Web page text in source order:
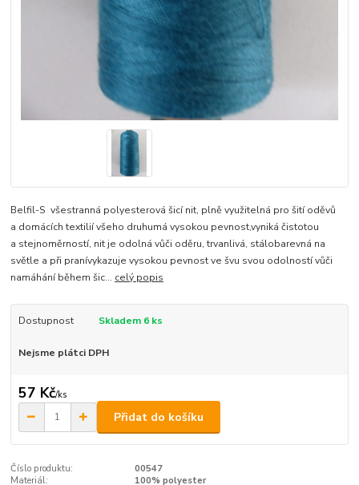
Belfil-S všestranná polyesterová šicí nit, plně využitelná pro šití oděvů
a domácích textilií všeho druhumá vysokou pevnost,vyniká čistotou
a stejnoměrností, nit je odolná vůči oděru, trvanlivá, stálobarevná na
světle a při pranívykazuje vysokou pevnost ve švu svou odolností vůči
namáhání během šic... celý popis
Dostupnost Skladem 6 ks
Nejsme plátci DPH
57 Kč/ks
Přidat do košíku
Číslo produktu:
00547
Materiál:
100% polyester